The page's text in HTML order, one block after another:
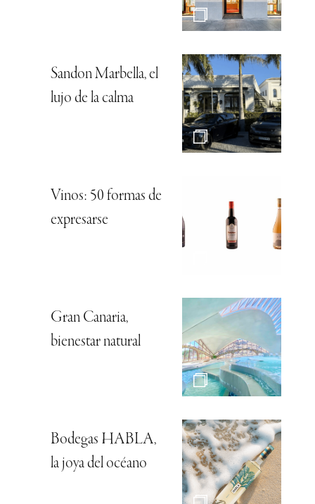
Sandon Marbella, el
lujo de la calma
Vinos: 50 formas de
expresarse
Gran Canaria,
bienestar natural
Bodegas HABLA,
la joya del océano